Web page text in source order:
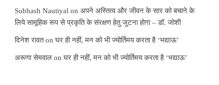
Subhash Nautiyal on अपने अस्तित्व और जीवन के सार को बचाने के
लिये सामूहिक रूप से प्रकृति के संरक्षण हेतु जुटना होगा – डॉ. जोशी
दिनेश रावतonघर ही नहीं, मन को भी ज्योर्तिमय करता है ‘भद्याऊ’
अरूणा सेमवाल onघर ही नहीं, मन को भी ज्योर्तिमय करता है ‘भद्याऊ’